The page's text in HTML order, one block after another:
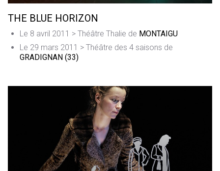
THE BLUE HORIZON
Le 8 avril 2011 > Théâtre Thalie de MONTAIGU
Le 29 mars 2011 > Théâtre des 4 saisons de
GRADIGNAN (33)